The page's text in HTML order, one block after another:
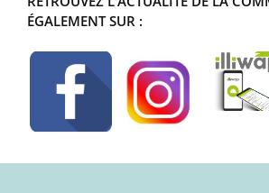
ÉGALEMENT SUR :